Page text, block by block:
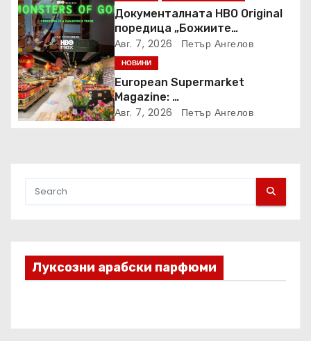
Документалната HBO Original
поредица „Божиите
чудовища“ дебютира в HBO
Max
Авг. 7, 2026 Петър Ангелов
НОВИНИ
European Supermarket
Magazine:
Български магазин е сред
Авг. 7, 2026 Петър Ангелов
Луксозни арабски парфюми